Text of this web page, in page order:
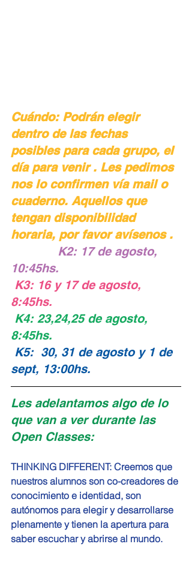
Cuándo: Podrán elegir
dentro de las fechas
posibles para cada grupo, el
día para venir . Les pedimos
nos lo confirmen vía mail o
cuaderno. Aquellos que
tengan disponibilidad
horaria, por favor avísenos .
10:45hs.
K3: 16 y 17 de agosto,
8:45hs.
K4: 23,24,25 de agosto,
8:45hs.
K5:  30, 31 de agosto y 1 de
sept, 13:00hs.
Les adelantamos algo de lo
que van a ver durante las
Open Classes:
THINKING DIFFERENT: Creemos que
nuestros alumnos son co-creadores de
conocimiento e identidad, son
autónomos para elegir y desarrollarse
plenamente y tienen la apertura para
saber escuchar y abrirse al mundo.